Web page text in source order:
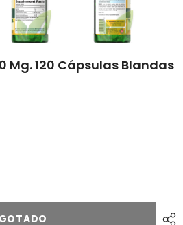
Mg. 120 Cápsulas Blandas